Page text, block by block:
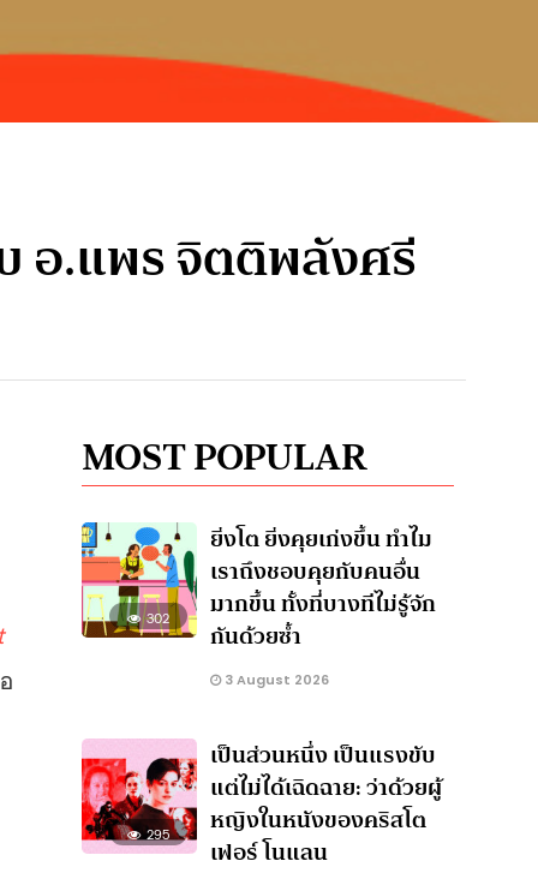
อ.แพร จิตติพลังศรี
MOST POPULAR
302
ยิ่งโต ยิ่งคุยเก่งขึ้น ทำไม
เราถึงชอบคุยกับคนอื่น
มากขึ้น ทั้งที่บางทีไม่รู้จัก
กันด้วยซ้ำ
3 August 2026
295
เป็นส่วนหนึ่ง เป็นแรงขับ
แต่ไม่ได้เฉิดฉาย: ว่าด้วยผู้
หญิงในหนังของคริสโต
เฟอร์ โนแลน